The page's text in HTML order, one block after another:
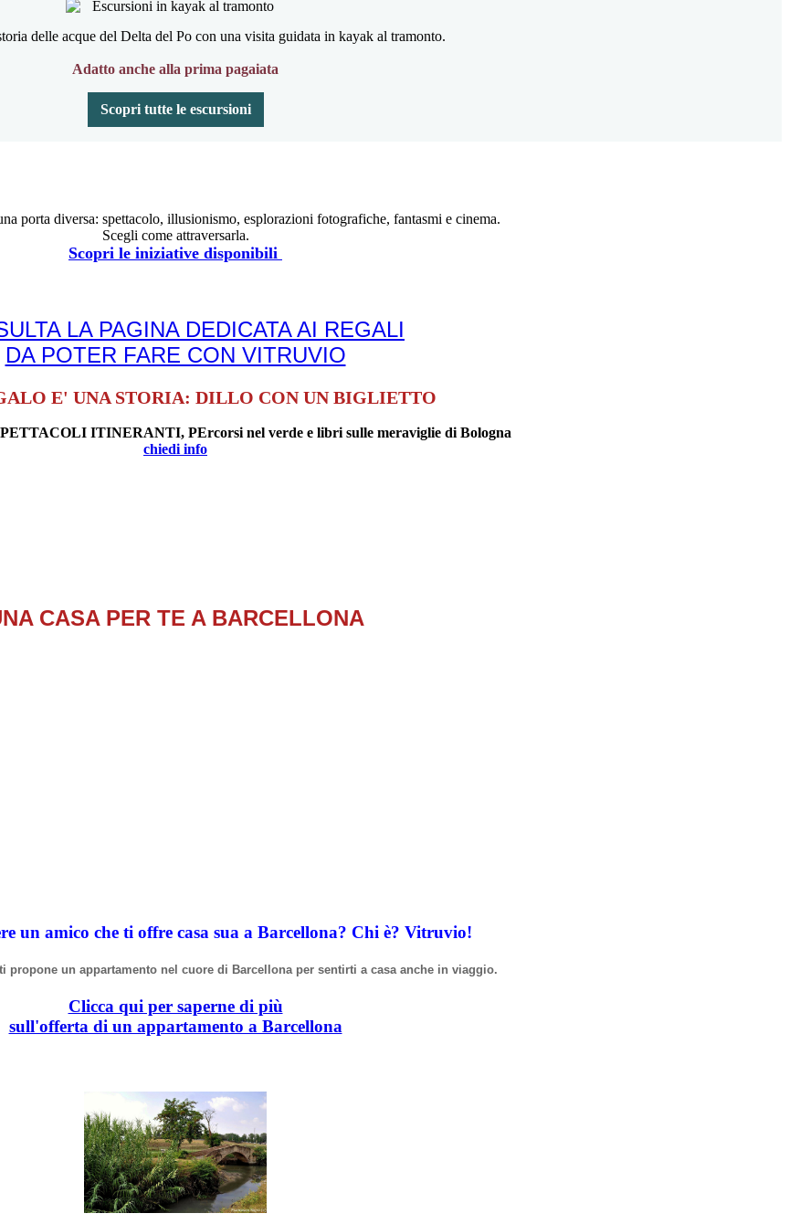
delle acque del Delta del Po con una visita guidata in kayak al tramonto.
Adatto anche alla prima pagaiata
Scopri tutte le escursioni
porta diversa: spettacolo, illusionismo, esplorazioni fotografiche, fantasmi e cinema.
Scegli come attraversarla.
Scopri le iniziative disponibili
LA PAGINA DEDICATA AI REGALI
DA POTER FARE CON VITRUVIO
E' UNA STORIA: DILLO CON UN BIGLIETTO
ITINERANTI, PErcorsi nel verde e libri sulle meraviglie di Bologna
chiedi info
CASA PER TE A BARCELLONA
un amico che ti offre casa sua a Barcellona? Chi è? Vitruvio!
propone un appartamento nel cuore di Barcellona per sentirti a casa anche in viaggio.
Clicca qui per saperne di più
sull'offerta di un appartamento a Barcellona